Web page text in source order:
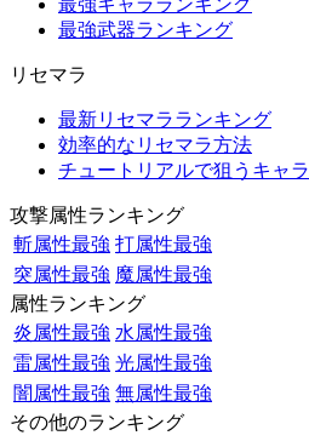
最強キャラランキング
最強武器ランキング
リセマラ
最新リセマラランキング
効率的なリセマラ方法
チュートリアルで狙うキャラ
攻撃属性ランキング
斬属性最強 打属性最強
突属性最強 魔属性最強
属性ランキング
炎属性最強 水属性最強
雷属性最強 光属性最強
闇属性最強 無属性最強
その他のランキング